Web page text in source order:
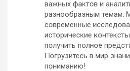
важных фактов и
разнообразным темам.
современные
исторические
получить полное
Погрузитесь в мир
пониманию!